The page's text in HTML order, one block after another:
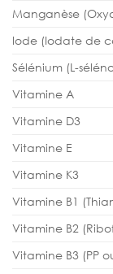
Manganèse
Iode (Iodate de
Sélénium (L-
Vitamine A
Vitamine D3
Vitamine E
Vitamine K3
Vitamine B1
Vitamine B2
Vitamine B3 (PP